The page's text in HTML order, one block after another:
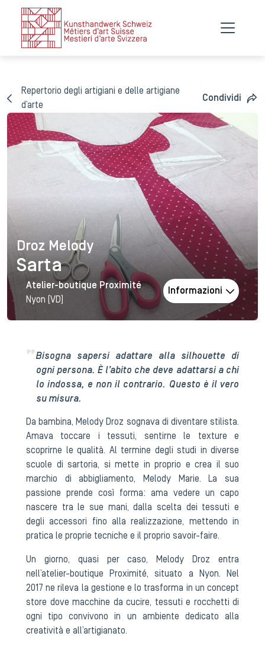
Repertorio degli artigiani e delle artigiane
d’arte
Condividi
Droz Melody
Droz Melody
Sarta
Atelier-boutique Proximité
Nyon (VD)
Informazioni
Bisogna sapersi adattare alla silhouette di
ogni persona. È l’abito che deve adattarsi a chi
lo indossa, e non il contrario. Questo è il vero
su misura.
Da bambina, Melody Droz sognava di diventare stilista.
Amava toccare i tessuti, sentirne le texture e
scoprirne le qualità. Al termine degli studi in diverse
scuole di sartoria, si mette in proprio e crea il suo
marchio di abbigliamento, Melody Marie. La sua
passione prende così forma: ama vedere un capo
nascere tra le sue mani, dalla scelta dei tessuti e
degli accessori fino alla realizzazione, mettendo in
pratica le proprie tecniche e il proprio savoir-faire.
Un giorno, quasi per caso, Melody Droz entra
nell’atelier-boutique Proximité, situato a Nyon. Nel
2017 ne rileva la gestione e lo trasforma in un concept
store dove macchine da cucire, tessuti e rocchetti di
ogni tipo convivono in un ambiente dedicato alla
creatività e all’artigianato.